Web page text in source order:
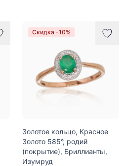
Скидка -10%
Золотое кольцо, Красное
Золото 585°, родий
(покрытие), Бриллианты,
Изумруд